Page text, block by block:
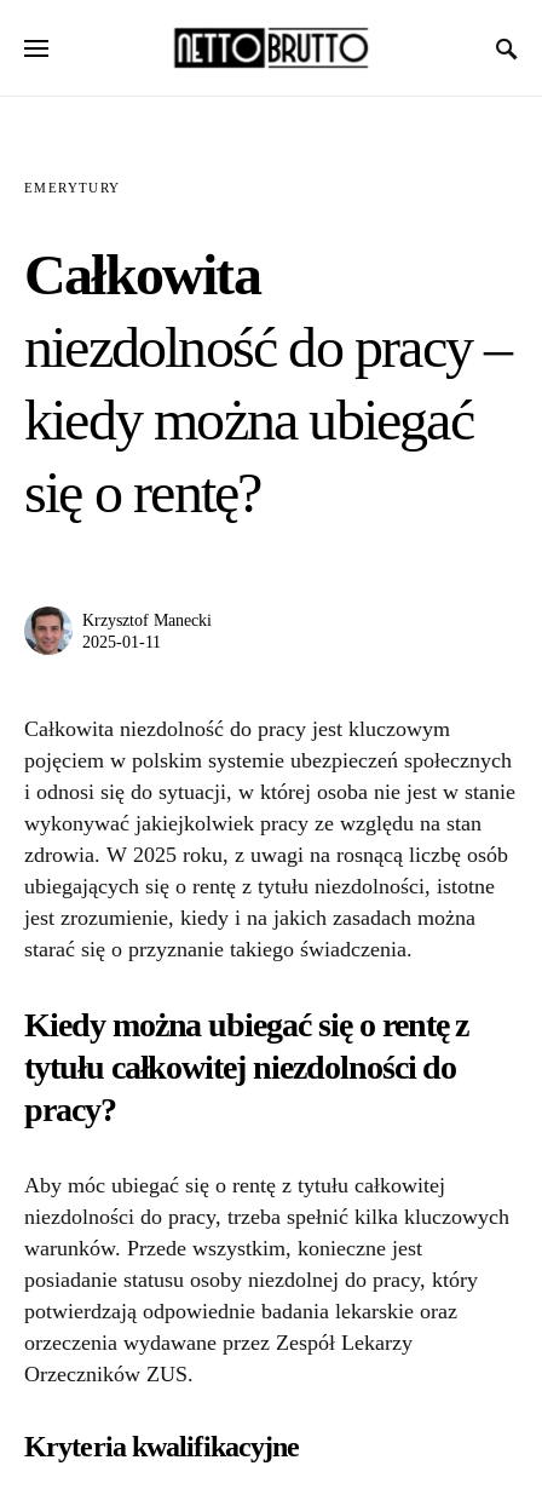
EMERYTURY
Całkowita
niezdolność do pracy –
kiedy można ubiegać
się o rentę?
Krzysztof Manecki
2025-01-11
Całkowita niezdolność do pracy jest kluczowym
pojęciem w polskim systemie ubezpieczeń społecznych
i odnosi się do sytuacji, w której osoba nie jest w stanie
wykonywać jakiejkolwiek pracy ze względu na stan
zdrowia. W 2025 roku, z uwagi na rosnącą liczbę osób
ubiegających się o rentę z tytułu niezdolności, istotne
jest zrozumienie, kiedy i na jakich zasadach można
starać się o przyznanie takiego świadczenia.
Kiedy można ubiegać się o rentę z
tytułu całkowitej niezdolności do
pracy?
Aby móc ubiegać się o rentę z tytułu całkowitej
niezdolności do pracy, trzeba spełnić kilka kluczowych
warunków. Przede wszystkim, konieczne jest
posiadanie statusu osoby niezdolnej do pracy, który
potwierdzają odpowiednie badania lekarskie oraz
orzeczenia wydawane przez Zespół Lekarzy
Orzeczników ZUS.
Kryteria kwalifikacyjne